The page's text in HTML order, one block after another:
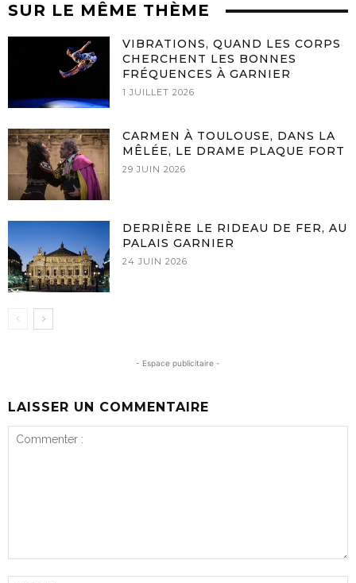
SUR LE MÊME THÈME
VIBRATIONS, QUAND LES CORPS
CHERCHENT LES BONNES
FRÉQUENCES À GARNIER
1 JUILLET 2026
CARMEN À TOULOUSE, DANS LA
MÊLÉE, LE DRAME PLAQUE FORT
29 JUIN 2026
DERRIÈRE LE RIDEAU DE FER, AU
PALAIS GARNIER
24 JUIN 2026
- Espace publicitaire -
LAISSER UN COMMENTAIRE